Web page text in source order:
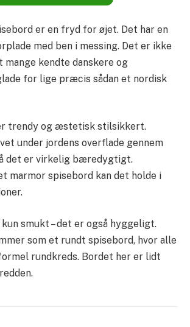
er en fryd for øjet. Det har en
med ben i messing. Det er ikke
kendte danskere og
for lige præcis sådan et nordisk
trendy og æstetisk stilsikkert.
under jordens overflade gennem
det er virkelig bæredygtigt.
marmor spisebord kan det holde i
smukt – det er også hyggeligt.
som et rundt spisebord, hvor alle
rundkreds. Bordet her er lidt